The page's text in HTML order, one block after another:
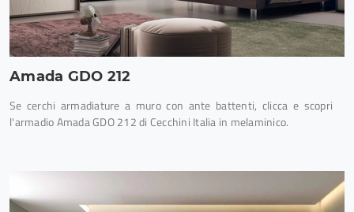
Amada GDO 212
Se cerchi armadiature a muro con ante battenti, clicca e scopri
l'armadio Amada GDO 212 di Cecchini Italia in melaminico.